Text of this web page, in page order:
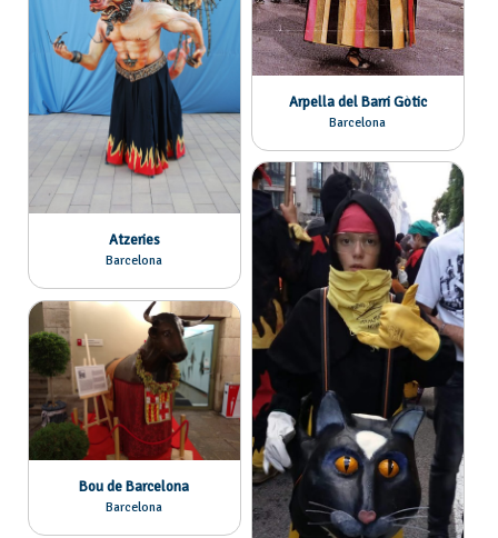
Arpella del Barri Gòtic
Barcelona
Atzeries
Barcelona
Bou de Barcelona
Barcelona